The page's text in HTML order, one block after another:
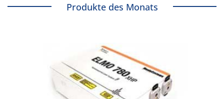
Produkte des Monats